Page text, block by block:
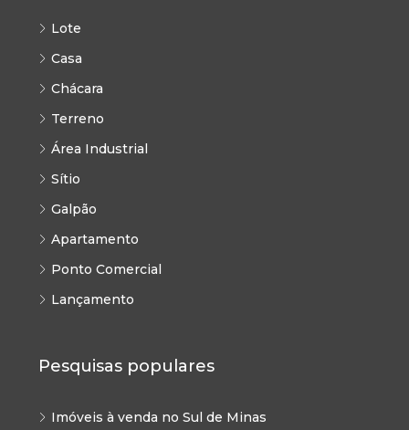
Lote
Casa
Chácara
Terreno
Área Industrial
Sítio
Galpão
Apartamento
Ponto Comercial
Lançamento
Pesquisas populares
Imóveis à venda no Sul de Minas